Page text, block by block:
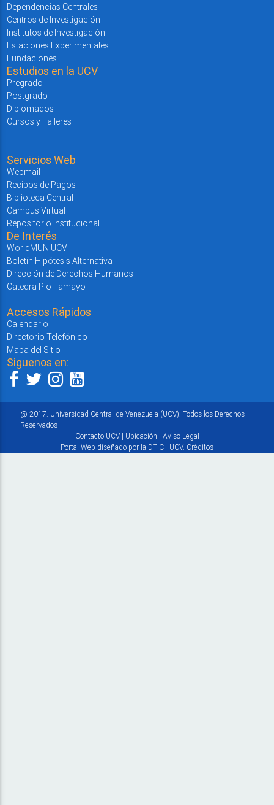
Dependencias Centrales
Centros de Investigación
Institutos de Investigación
Estaciones Experimentales
Fundaciones
Estudios en la UCV
Pregrado
Postgrado
Diplomados
Cursos y Talleres
Servicios Web
Webmail
Recibos de Pagos
Biblioteca Central
Campus Virtual
Repositorio Institucional
De Interés
WorldMUN UCV
Boletín Hipótesis Alternativa
Dirección de Derechos Humanos
Catedra Pio Tamayo
Accesos Rápidos
Calendario
Directorio Telefónico
Mapa del Sitio
Siguenos en:
@ 2017. Universidad Central de Venezuela (UCV). Todos los Derechos
Reservados
Contacto UCV| Ubicación | Aviso Legal
Portal Web diseñado por la DTIC - UCV. Créditos